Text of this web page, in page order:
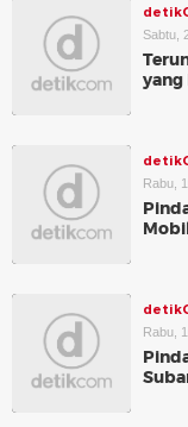
Sabtu,
yang
Rabu,
Rabu,